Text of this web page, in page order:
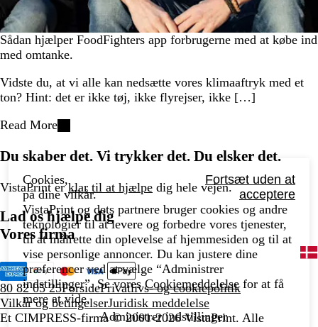
Sådan hjælper FoodFighters app forbrugerne med at købe ind
med omtanke.
Vidste du, at vi alle kan nedsætte vores klimaaftryk med et
ton? Hint: det er ikke tøj, ikke flyrejser, ikke […]
Read More
Du skaber det. Vi trykker det. Du elsker det.
VistaPrint erklar til at hjælpe dig hele vejen.
Lad os hjælpe dig
Vores firma
80 82 05 25ForsidePrivatlivs- og cookiepolitik
Vilkår og betingelserJuridisk meddelelse
Et CIMPRESS-firma© 2001-2026 VistaPrint. Alle
Cookies,
på dine vilkår.
Fortsæt uden at
acceptere
VistaPrint og dets partnere bruger cookies og andre
teknologier til at levere og forbedre vores tjenester,
til at målrette din oplevelse af hjemmesiden og til at
vise personlige annoncer. Du kan justere dine
præferencer ved at vælge “Administrer
indstillinger”. Se voresCookiemeddelelsefor at få
mere at vide.
Administrer indstillinger